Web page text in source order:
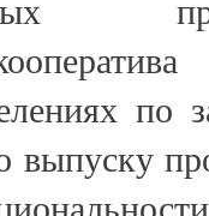
по
выпуску